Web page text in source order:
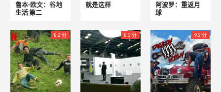
鲁本·欧文：谷地
生活 第二
就是这样
阿波罗：重返月
球
8.2 分 8.3 分 9.2 分